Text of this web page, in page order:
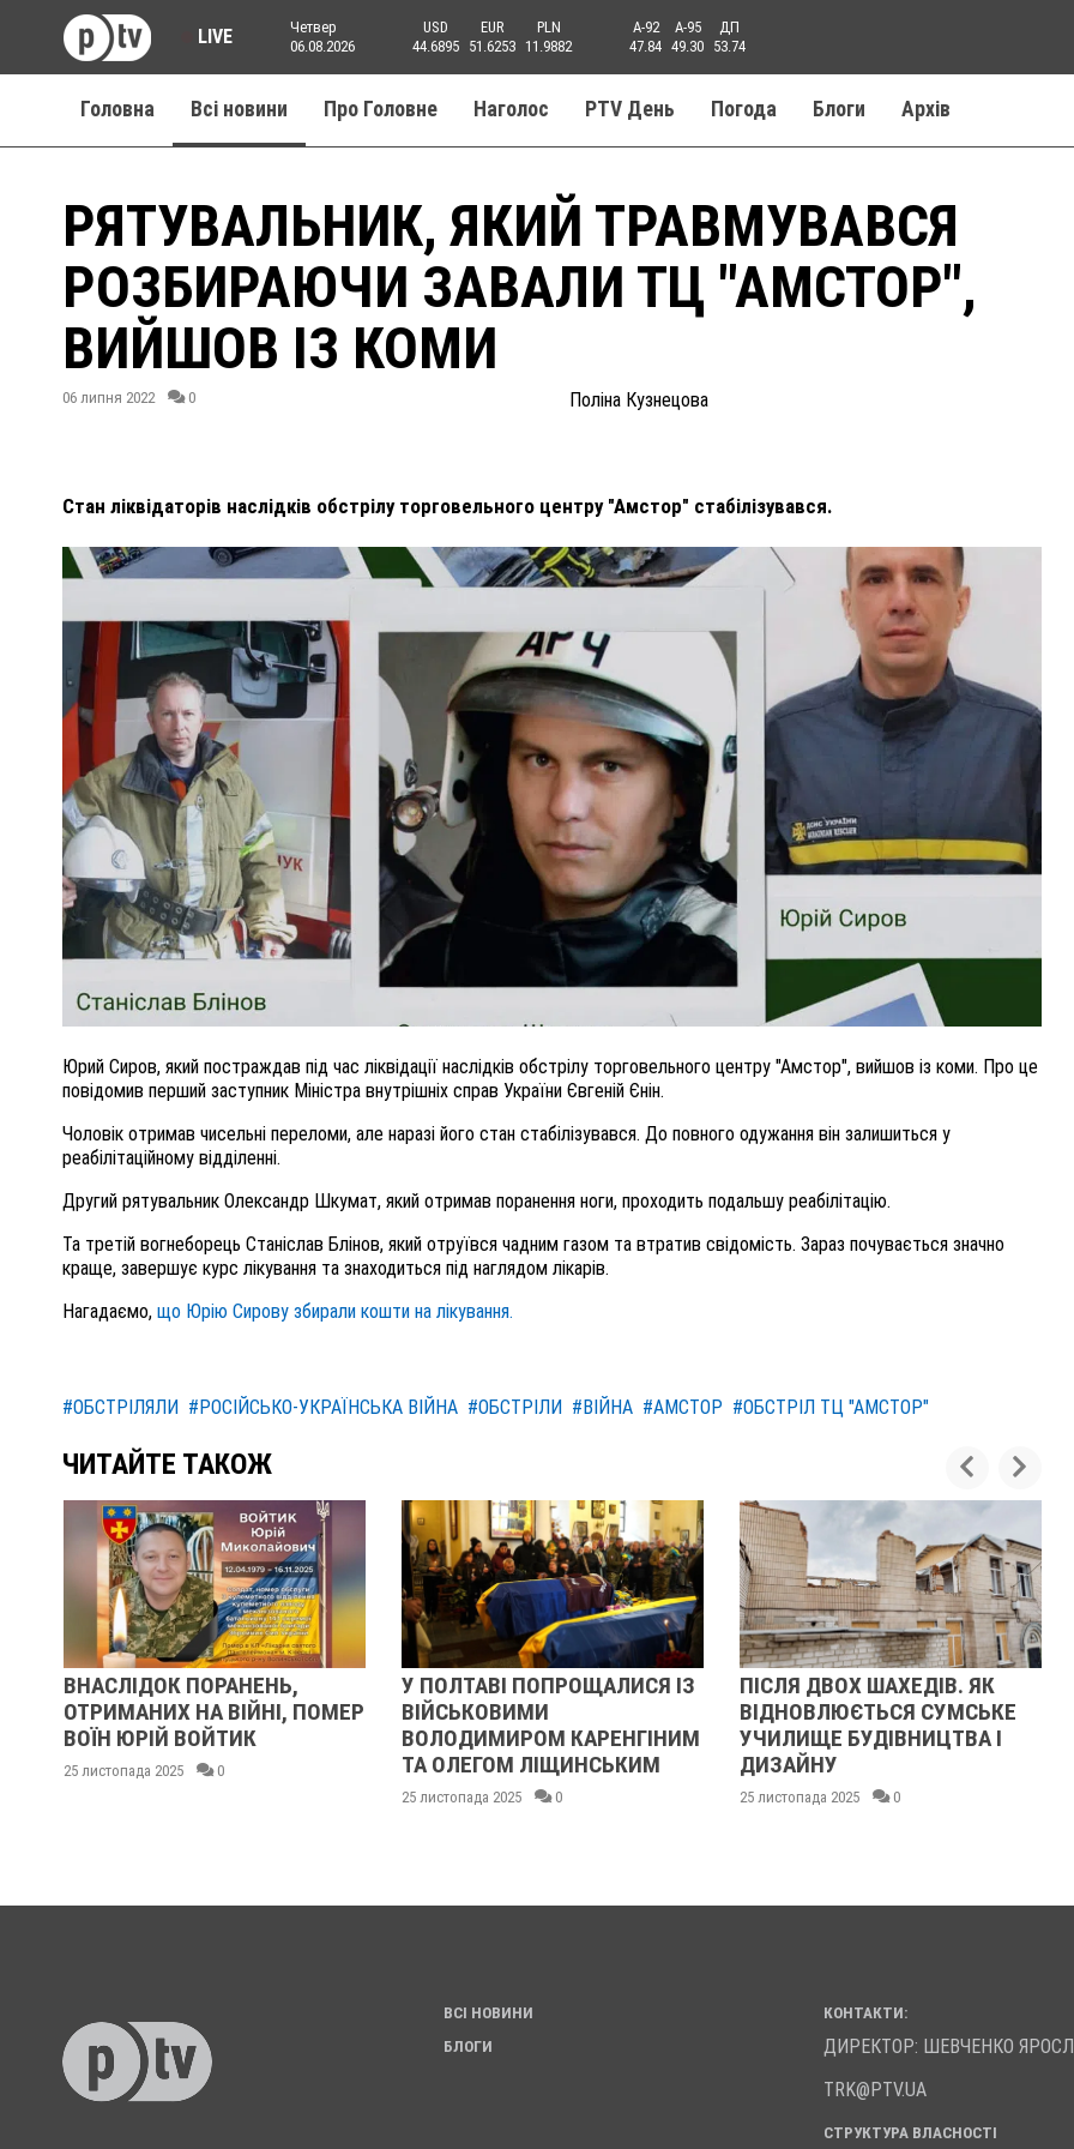
LIVE
Четвер
06.08.2026
USD
44.6895
EUR
51.6253
PLN
11.9882
A-92
47.84
A-95
49.30
ДП
53.74
Головна Всі новини Про Головне Наголос PTV День Погода Блоги Aрхів
РЯТУВАЛЬНИК, ЯКИЙ ТРАВМУВАВСЯ
РОЗБИРАЮЧИ ЗАВАЛИ ТЦ "АМСТОР",
ВИЙШОВ ІЗ КОМИ
06 липня 2022 0 Поліна Кузнецова
Стан ліквідаторів наслідків обстрілу торговельного центру "Амстор" стабілізувався.
Юрий Сиров, який постраждав під час ліквідації наслідків обстрілу торговельного центру "Амстор", вийшов із коми. Про це
повідомив перший заступник Міністра внутрішніх справ України Євгеній Єнін.
Чоловік отримав чисельні переломи, але наразі його стан стабілізувався. До повного одужання він залишиться у
реабілітаційному відділенні.
Другий рятувальник Олександр Шкумат, який отримав поранення ноги, проходить подальшу реабілітацію.
Та третій вогнеборець Станіслав Блінов, який отруївся чадним газом та втратив свідомість. Зараз почувається значно
краще, завершує курс лікування та знаходиться під наглядом лікарів.
Нагадаємо, що Юрію Сирову збирали кошти на лікування.
#ОБСТРІЛЯЛИ #РОСІЙСЬКО-УКРАЇНСЬКА ВІЙНА #ОБСТРІЛИ #ВІЙНА #АМСТОР #ОБСТРІЛ ТЦ "АМСТОР"
ЧИТАЙТЕ ТАКОЖ
ВНАСЛІДОК ПОРАНЕНЬ,
ОТРИМАНИХ НА ВІЙНІ, ПОМЕР
ВОЇН ЮРІЙ ВОЙТИК
25 листопада 2025 0
У ПОЛТАВІ ПОПРОЩАЛИСЯ ІЗ
ВІЙСЬКОВИМИ
ВОЛОДИМИРОМ КАРЕНГІНИМ
ТА ОЛЕГОМ ЛІЩИНСЬКИМ
25 листопада 2025 0
ПІСЛЯ ДВОХ ШАХЕДІВ. ЯК
ВІДНОВЛЮЄТЬСЯ СУМСЬКЕ
УЧИЛИЩЕ БУДІВНИЦТВА І
ДИЗАЙНУ
25 листопада 2025 0
ПОЛІЦІЯ ПОЛТАВЩИНИ РОЗШУКУЄ 62-РІЧНУ
ЛЮДМИЛУ ТИМЧЕНКО
26 листопада 2025 0
ВНАСЛІДОК ПОРАНЕНЬ, ОТРИМАНИХ НА ВІЙНІ,
ПОМЕР ВОЇН ЮРІЙ ВОЙТИК
25 листопада 2025 0
ВСІ НОВИНИ
БЛОГИ
КОНТАКТИ:
ДИРЕКТОР: ШЕВЧЕНКО
TRK@PTV.UA
СТРУКТУРА ВЛАСНОСТІ